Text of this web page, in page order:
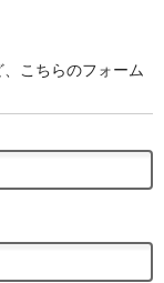
こちらのフォーム